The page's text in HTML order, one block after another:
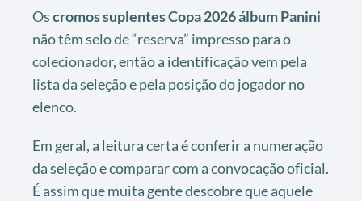
Oscromos suplentes Copa 2026 álbum Panini
não têm selo de “reserva” impresso para o
colecionador, então a identificação vem pela
lista da seleção e pela posição do jogador no
elenco.
Em geral, a leitura certa é conferir a numeração
da seleção e comparar com a convocação oficial.
É assim que muita gente descobre que aquele